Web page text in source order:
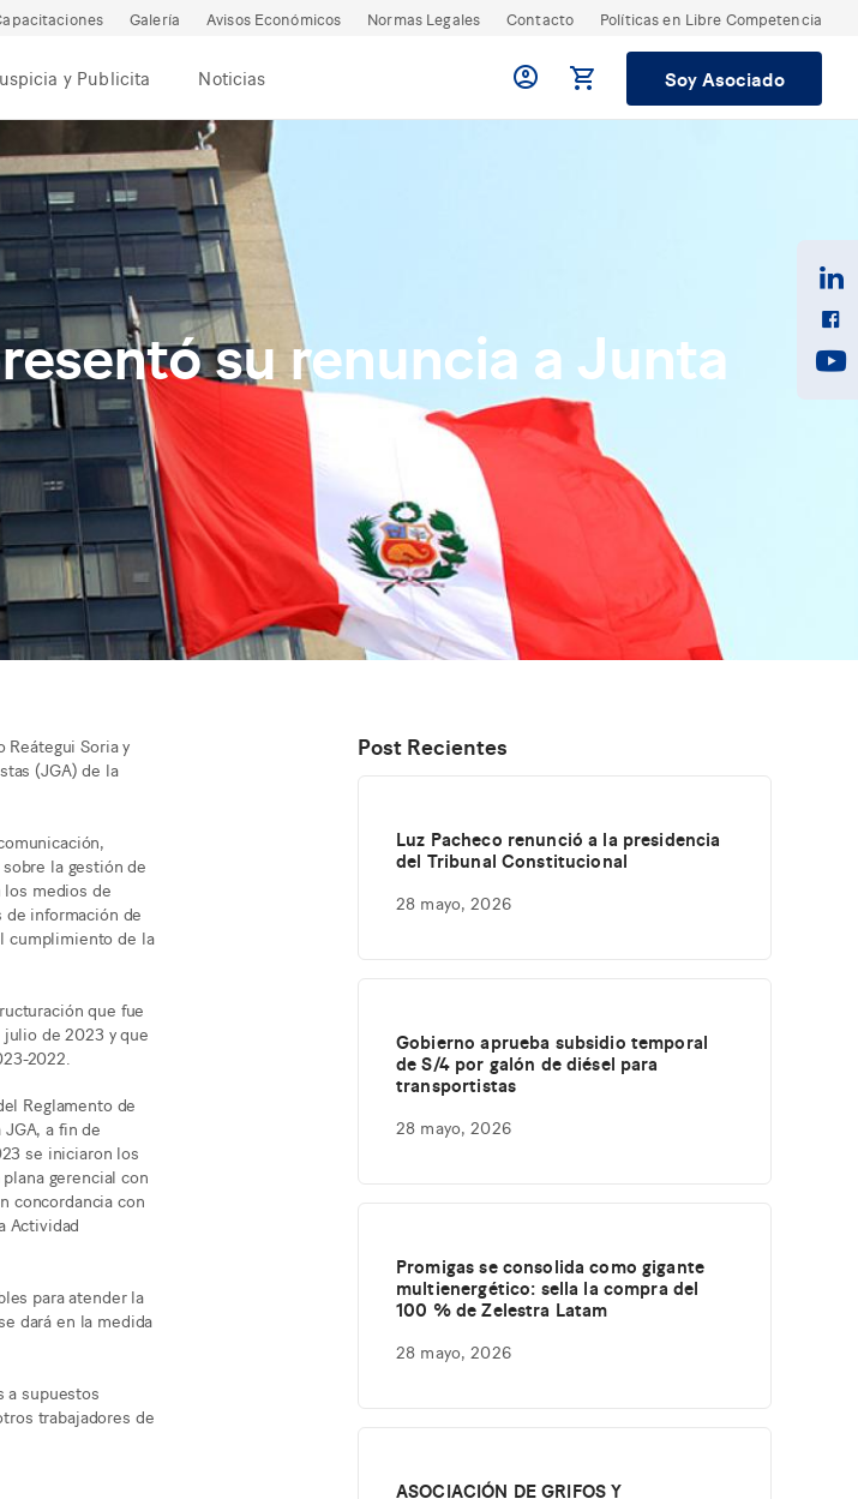
Galería Avisos Económicos Normas Legales Contacto Políticas en Libre Competencia
y Publicita Noticias Soy Asociado
su renuncia a Junta
Soria y
(JGA) de la
la gestión de
los medios de
información de
cumplimiento de la
que fue
de 2023 y que
2022.
Reglamento de
a fin de
se iniciaron los
gerencial con
concordancia con
Actividad
para atender la
dará en la medida
a supuestos
trabajadores de
Post Recientes
Luz Pacheco renunció a la presidencia
del Tribunal Constitucional
28 mayo, 2026
Gobierno aprueba subsidio temporal
de S/4 por galón de diésel para
transportistas
28 mayo, 2026
Promigas se consolida como gigante
multienergético: sella la compra del
100 % de Zelestra Latam
28 mayo, 2026
ASOCIACIÓN DE GRIFOS Y